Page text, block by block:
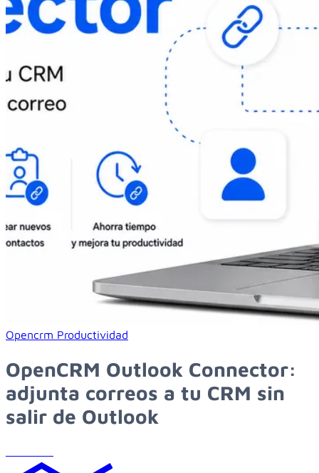
Learn more about opencrm outlook connector: adjunta
Opencrm Productividad
OpenCRM Outlook Connector:
adjunta correos a tu CRM sin
salir de Outlook